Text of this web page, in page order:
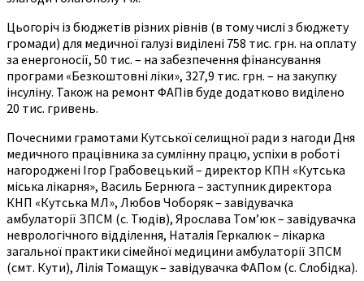
Цьогоріч із бюджетів різних рівнів (в тому числі з бюджету
громади) для медичної галузі виділені 758 тис. грн. на оплату
за енергоносії, 50 тис. – на забезпечення фінансування
програми «Безкоштовні ліки», 327,9 тис. грн. – на закупку
інсуліну. Також на ремонт ФАПів буде додатково виділено
20 тис. гривень.
Почесними грамотами Кутської селищної ради з нагоди Дня
медичного працівника за сумлінну працю, успіхи в роботі
нагороджені Ігор Грабовецький – директор КПН «Кутська
міська лікарня», Василь Бернюга – заступник директора
КНП «Кутська МЛ», Любов Чоборяк – завідувачка
амбулаторії ЗПСМ (с. Тюдів), Ярослава Том’юк – завідувачка
неврологічного відділення, Наталія Геркалюк – лікарка
загальної практики сімейної медицини амбулаторії ЗПСМ
(смт. Кути), Лілія Томащук – завідувачка ФАПом (с. Слобідка).